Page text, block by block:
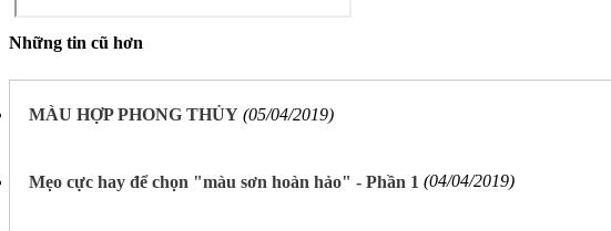
Những tin cũ hơn
MÀU HỢP PHONG THỦY (05/04/2019)
Mẹo cực hay để chọn "màu sơn hoàn hảo" - Phần 1 (04/04/2019)